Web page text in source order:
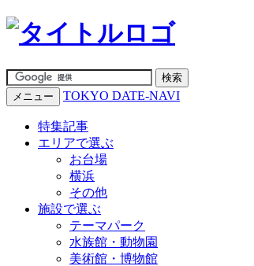
メニュー TOKYO DATE-NAVI
特集記事
エリアで選ぶ
お台場
横浜
その他
施設で選ぶ
テーマパーク
水族館・動物園
美術館・博物館